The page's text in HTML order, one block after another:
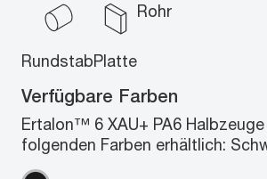
RundstabPlatte
Rohr
Verfügbare Farben
Ertalon™ 6 XAU+ PA6
folgenden Farben erhältlich: